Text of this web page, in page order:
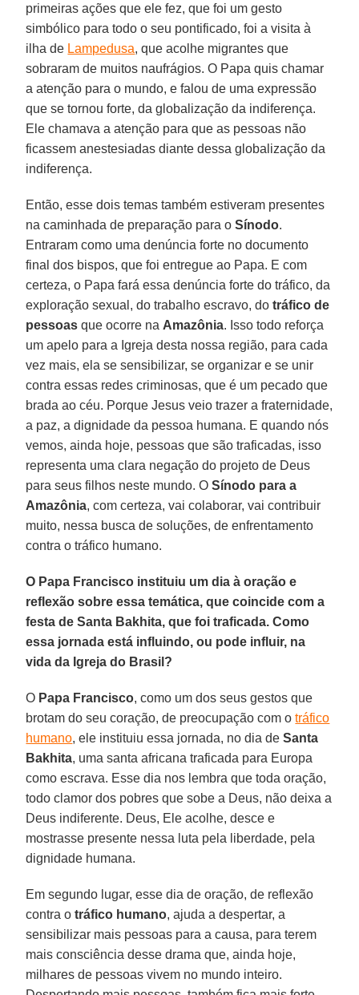
primeiras ações que ele fez, que foi um gesto
simbólico para todo o seu pontificado, foi a visita à
ilha de Lampedusa, que acolhe migrantes que
sobraram de muitos naufrágios. O Papa quis chamar
a atenção para o mundo, e falou de uma expressão
que se tornou forte, da globalização da indiferença.
Ele chamava a atenção para que as pessoas não
ficassem anestesiadas diante dessa globalização da
indiferença.
Então, esse dois temas também estiveram presentes
na caminhada de preparação para oSínodo.
Entraram como uma denúncia forte no documento
final dos bispos, que foi entregue ao Papa. E com
certeza, o Papa fará essa denúncia forte do tráfico, da
exploração sexual, do trabalho escravo, dotráfico de
pessoas que ocorre na Amazônia. Isso todo reforça
um apelo para a Igreja desta nossa região, para cada
vez mais, ela se sensibilizar, se organizar e se unir
contra essas redes criminosas, que é um pecado que
brada ao céu. Porque Jesus veio trazer a fraternidade,
a paz, a dignidade da pessoa humana. E quando nós
vemos, ainda hoje, pessoas que são traficadas, isso
representa uma clara negação do projeto de Deus
para seus filhos neste mundo. OSínodo para a
Amazônia, com certeza, vai colaborar, vai contribuir
muito, nessa busca de soluções, de enfrentamento
contra o tráfico humano.
O Papa Francisco instituiu um dia à oração e
reflexão sobre essa temática, que coincide com a
festa de Santa Bakhita, que foi traficada. Como
essa jornada está influindo, ou pode influir, na
vida da Igreja do Brasil?
O Papa Francisco, como um dos seus gestos que
brotam do seu coração, de preocupação com otráfico
humano, ele instituiu essa jornada, no dia deSanta
Bakhita, uma santa africana traficada para Europa
como escrava. Esse dia nos lembra que toda oração,
todo clamor dos pobres que sobe a Deus, não deixa a
Deus indiferente. Deus, Ele acolhe, desce e
mostrasse presente nessa luta pela liberdade, pela
dignidade humana.
Em segundo lugar, esse dia de oração, de reflexão
contra otráfico humano, ajuda a despertar, a
sensibilizar mais pessoas para a causa, para terem
mais consciência desse drama que, ainda hoje,
milhares de pessoas vivem no mundo inteiro.